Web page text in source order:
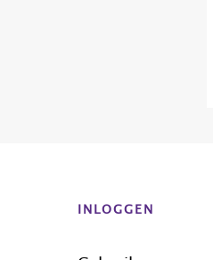
INLOGGEN